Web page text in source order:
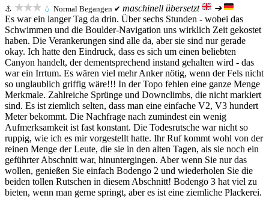
⚓ ★★★ 💧 Normal Begangen ✔ maschinell übersetzt
➜
Es war ein langer Tag da drin. Über sechs Stunden - wobei das
Schwimmen und die Boulder-Navigation uns wirklich Zeit gekostet
haben. Die Verankerungen sind alle da, aber sie sind nur gerade
okay. Ich hatte den Eindruck, dass es sich um einen beliebten
Canyon handelt, der dementsprechend instand gehalten wird - das
war ein Irrtum. Es wären viel mehr Anker nötig, wenn der Fels nicht
so unglaublich griffig wäre!!! In der Topo fehlen eine ganze Menge
Merkmale. Zahlreiche Sprünge und Downclimbs, die nicht markiert
sind. Es ist ziemlich selten, dass man eine einfache V2, V3 hundert
Meter bekommt. Die Nachfrage nach zumindest ein wenig
Aufmerksamkeit ist fast konstant. Die Todesrutsche war nicht so
ruppig, wie ich es mir vorgestellt hatte. Ihr Ruf kommt wohl von der
reinen Menge der Leute, die sie in den alten Tagen, als sie noch ein
geführter Abschnitt war, hinuntergingen. Aber wenn Sie nur das
wollen, genießen Sie einfach Bodengo 2 und wiederholen Sie die
beiden tollen Rutschen in diesem Abschnitt! Bodengo 3 hat viel zu
bieten, wenn man gerne springt, aber es ist eine ziemliche Plackerei.